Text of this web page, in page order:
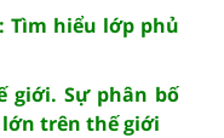
Tìm hiểu lớp phủ
giới. Sự phân bố
trên thế giới